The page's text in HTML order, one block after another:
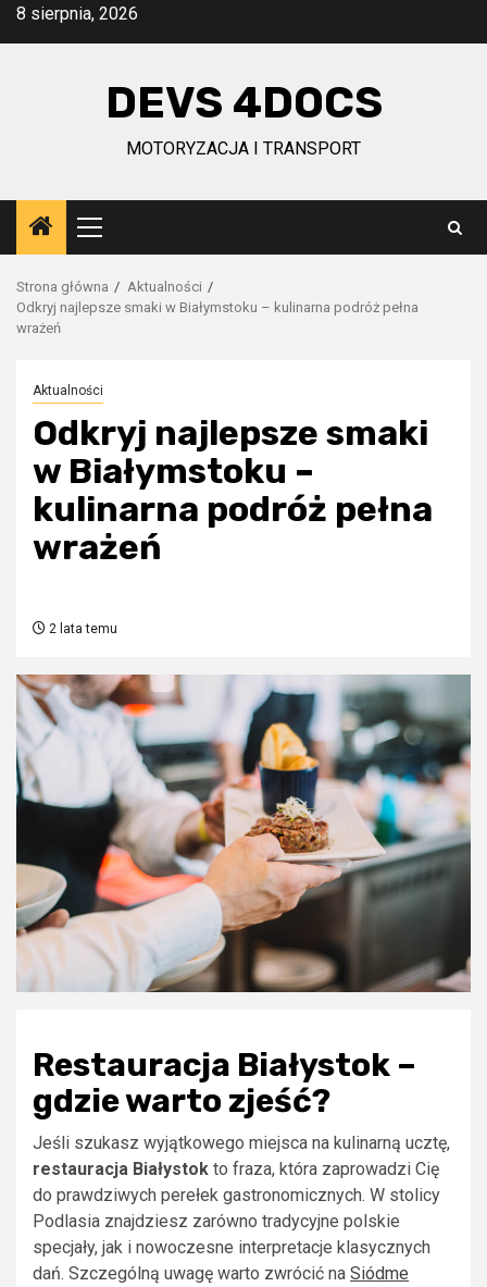
Przejdź
8 sierpnia, 2026
DEVS 4DOCS
MOTORYZACJA I TRANSPORT
Menu
główne
Strona główna
Aktualności
Odkryj najlepsze smaki w Białymstoku – kulinarna podróż pełna
wrażeń
Aktualności
Odkryj najlepsze smaki
w Białymstoku –
kulinarna podróż pełna
wrażeń
2 lata temu
Restauracja Białystok –
gdzie warto zjeść?
Jeśli szukasz wyjątkowego miejsca na kulinarną ucztę,
restauracja Białystok to fraza, która zaprowadzi Cię
do prawdziwych perełek gastronomicznych. W stolicy
Podlasia znajdziesz zarówno tradycyjne polskie
specjały, jak i nowoczesne interpretacje klasycznych
dań. Szczególną uwagę warto zwrócić na Siódme